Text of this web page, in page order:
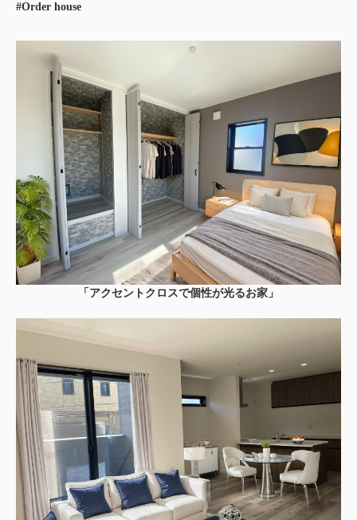
#Order house
「アクセントクロスで個性が光るお家」